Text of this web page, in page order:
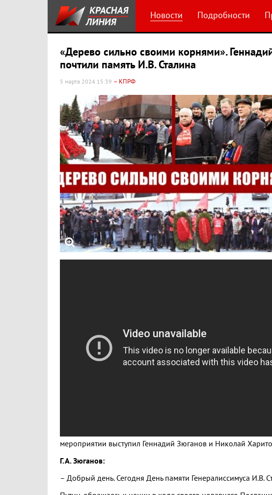
Новости Подробности
«Дерево сильно своими корнями».
почтили память И.В. Сталина
5 марта 2024 15:39 – КПРФ
мероприятии выступил Геннадий Зюганов и Николай
Г.А. Зюганов:
– Добрый день. Сегодня День памяти Генералиссимуса И.В.